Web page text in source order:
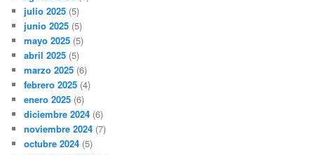
julio 2025 (5)
junio 2025 (5)
mayo 2025 (5)
abril 2025 (5)
marzo 2025 (6)
febrero 2025 (4)
enero 2025 (6)
diciembre 2024 (6)
noviembre 2024 (7)
octubre 2024 (5)